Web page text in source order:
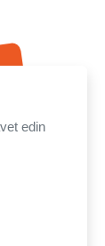
edin